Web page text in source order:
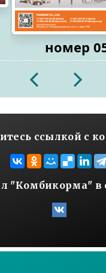
номер
2026
ссылкой с
"Комбикорма" в